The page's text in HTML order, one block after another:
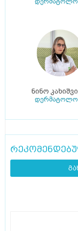
ნინო